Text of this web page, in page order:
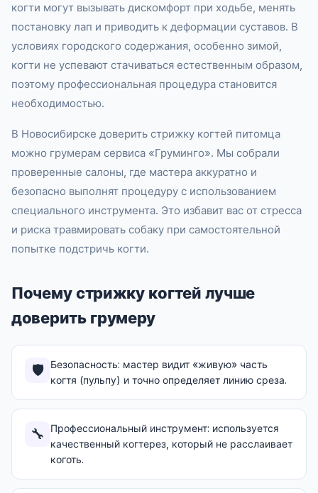
когти могут вызывать дискомфорт при ходьбе, менять
постановку лап и приводить к деформации суставов. В
условиях городского содержания, особенно зимой,
когти не успевают стачиваться естественным образом,
поэтому профессиональная процедура становится
необходимостью.
В Новосибирске доверить стрижку когтей питомца
можно грумерам сервиса «Груминго». Мы собрали
проверенные салоны, где мастера аккуратно и
безопасно выполнят процедуру с использованием
специального инструмента. Это избавит вас от стресса
и риска травмировать собаку при самостоятельной
попытке подстричь когти.
Почему стрижку когтей лучше
доверить грумеру
🛡️
Безопасность: мастер видит «живую» часть
когтя (пульпу) и точно определяет линию среза.
🔧
Профессиональный инструмент: используется
качественный когтерез, который не расслаивает
коготь.